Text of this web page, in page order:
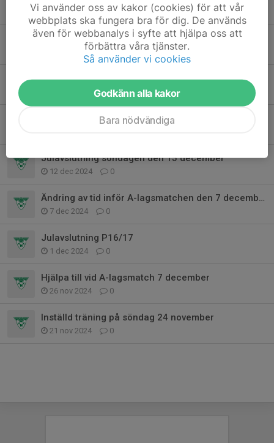
6 jan 2025 0
Påminnelse betalning av bingolotter
3 jan 2025 0
Redovisning av bingolotter
23 dec 2024 0
Julavslutning söndagen den 15 december
12 dec 2024 0
Ändring av tid inför A-lagsmatchen den 7 december
7 dec 2024 0
Julavslutning P16/17
1 dec 2024 0
Hjälpa till vid A-lagsmatch 7 december
26 nov 2024 0
Inställd träning på söndag 24 november
21 nov 2024 0
Vi använder oss av kakor (cookies) för att vår
webbplats ska fungera bra för dig. De används
även för webbanalys i syfte att hjälpa oss att
förbättra våra tjänster.
Så använder vi cookies
Godkänn alla kakor
Bara nödvändiga